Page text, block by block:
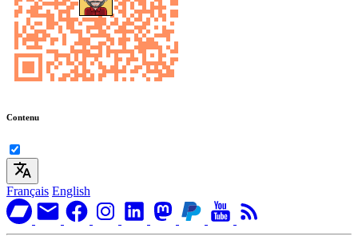
Contenu
Français English